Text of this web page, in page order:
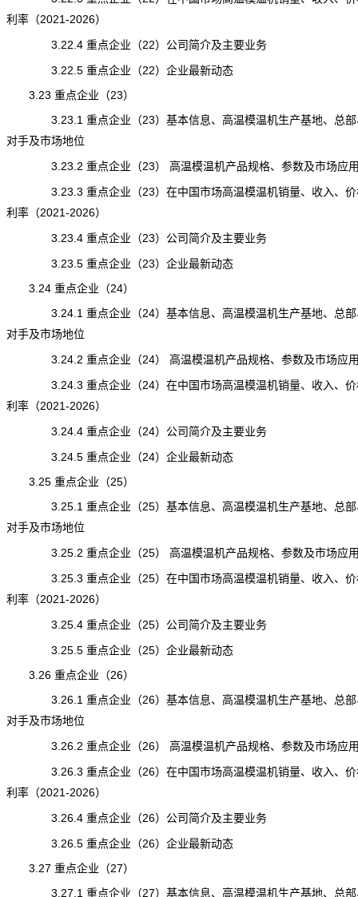
利率（2021-2026）
3.22.4 重点企业（22）公司简介及主要业务
3.22.5 重点企业（22）企业最新动态
3.23 重点企业（23）
3.23.1 重点企业（23）基本信息、高温模温机生产基地、总部
对手及市场地位
3.23.2 重点企业（23） 高温模温机产品规格、参数及市场应
3.23.3 重点企业（23）在中国市场高温模温机销量、收入、价
利率（2021-2026）
3.23.4 重点企业（23）公司简介及主要业务
3.23.5 重点企业（23）企业最新动态
3.24 重点企业（24）
3.24.1 重点企业（24）基本信息、高温模温机生产基地、总部
对手及市场地位
3.24.2 重点企业（24） 高温模温机产品规格、参数及市场应
3.24.3 重点企业（24）在中国市场高温模温机销量、收入、价
利率（2021-2026）
3.24.4 重点企业（24）公司简介及主要业务
3.24.5 重点企业（24）企业最新动态
3.25 重点企业（25）
3.25.1 重点企业（25）基本信息、高温模温机生产基地、总部
对手及市场地位
3.25.2 重点企业（25） 高温模温机产品规格、参数及市场应
3.25.3 重点企业（25）在中国市场高温模温机销量、收入、价
利率（2021-2026）
3.25.4 重点企业（25）公司简介及主要业务
3.25.5 重点企业（25）企业最新动态
3.26 重点企业（26）
3.26.1 重点企业（26）基本信息、高温模温机生产基地、总部
对手及市场地位
3.26.2 重点企业（26） 高温模温机产品规格、参数及市场应
3.26.3 重点企业（26）在中国市场高温模温机销量、收入、价
利率（2021-2026）
3.26.4 重点企业（26）公司简介及主要业务
3.26.5 重点企业（26）企业最新动态
3.27 重点企业（27）
3.27.1 重点企业（27）基本信息、高温模温机生产基地、总部